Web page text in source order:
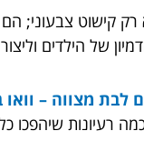
קישוט צבעוני; הם
של הילדים
לבת מצווה – וואו
כמה רעיונות